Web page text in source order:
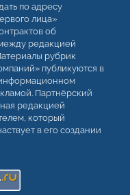
по адресу
лица»
об
редакцией
рубрик
публикуются в
Партнёрский
редакцией
который
в его создании